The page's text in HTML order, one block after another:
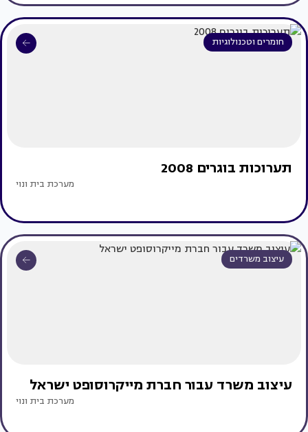
חומרים וטכנולוגיות
תערוכות בוגרים 2008
מערכת בית ונוי
עיצוב משרדים
עיצוב משרד עבור חברת מייקרוסופט ישראל
מערכת בית ונוי